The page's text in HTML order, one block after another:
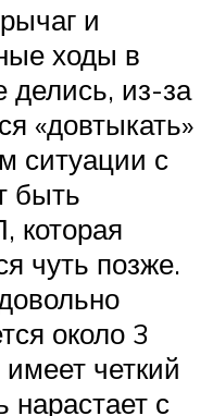
и
ходы в
делись, из-за
«довтыкать»
ситуации с
быть
которая
чуть позже.
около 3
четкий
нарастает с